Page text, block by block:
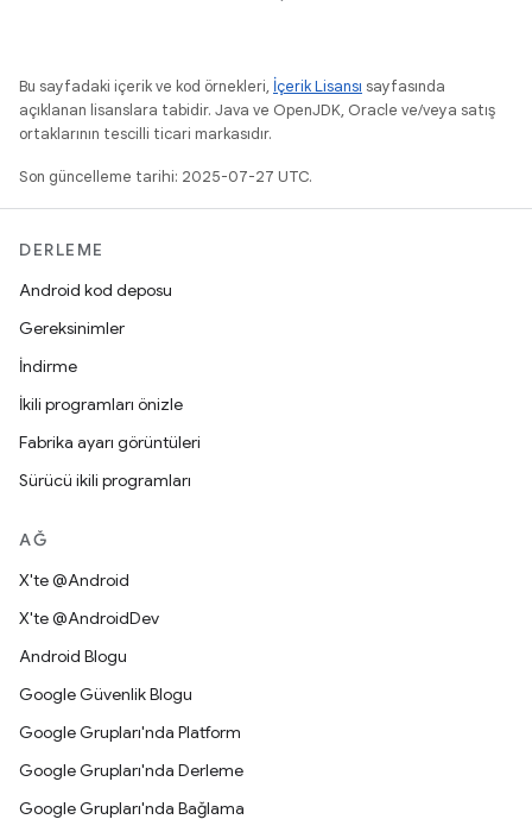
Bu sayfadaki içerik ve kod örnekleri, İçerik Lisansı sayfasında
açıklanan lisanslara tabidir. Java ve OpenJDK, Oracle ve/veya satış
ortaklarının tescilli ticari markasıdır.
Son güncelleme tarihi: 2025-07-27 UTC.
DERLEME
Android kod deposu
Gereksinimler
İndirme
İkili programları önizle
Fabrika ayarı görüntüleri
Sürücü ikili programları
AĞ
X'te @Android
X'te @AndroidDev
Android Blogu
Google Güvenlik Blogu
Google Grupları'nda Platform
Google Grupları'nda Derleme
Google Grupları'nda Bağlama